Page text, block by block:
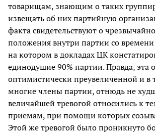
товарищам, знающим о таких
извещать об них партийную
факта свидетельствуют о
положения внутри партии со
на котором в докладах ЦК
единодушие 90% партии. Правда, эта
оптимистически преувеличенной и в
многие члены партии, отнюдь не
величайшей тревогой относились к
приемам, при помощи которых
Этой же тревогой было проникнуто